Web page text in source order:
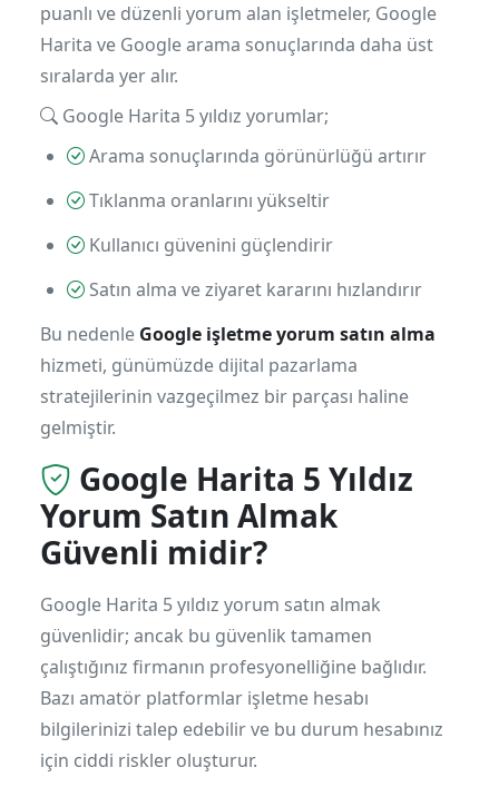
puanlı ve düzenli yorum alan işletmeler, Google
Harita ve Google arama sonuçlarında daha üst
sıralarda yer alır.
Google Harita 5 yıldız yorumlar;
Arama sonuçlarında görünürlüğü artırır
Tıklanma oranlarını yükseltir
Kullanıcı güvenini güçlendirir
Satın alma ve ziyaret kararını hızlandırır
Bu nedenle Google işletme yorum satın alma
hizmeti, günümüzde dijital pazarlama
stratejilerinin vazgeçilmez bir parçası haline
gelmiştir.
Google Harita 5 Yıldız
Yorum Satın Almak
Güvenli midir?
Google Harita 5 yıldız yorum satın almak
güvenlidir; ancak bu güvenlik tamamen
çalıştığınız firmanın profesyonelliğine bağlıdır.
Bazı amatör platformlar işletme hesabı
bilgilerinizi talep edebilir ve bu durum hesabınız
için ciddi riskler oluşturur.